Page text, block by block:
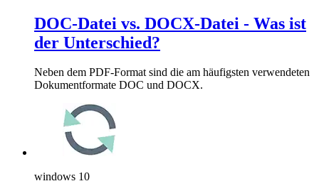
DOC-Datei vs. DOCX-Datei - Was ist
der Unterschied?
Neben dem PDF-Format sind die am häufigsten verwendeten
Dokumentformate DOC und DOCX.
windows 10